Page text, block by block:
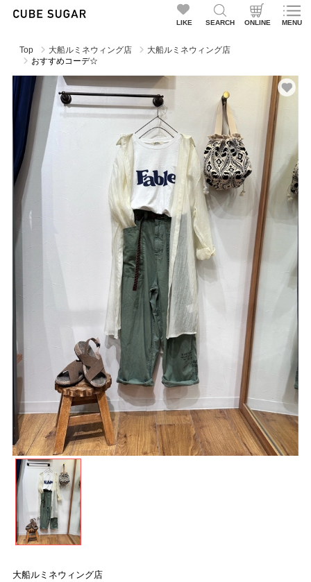
LIKE SEARCH ONLINE MENU
Top 大船ルミネウィング店
大船ルミネウィング店
おすすめコーデ☆
大船ルミネウィング店